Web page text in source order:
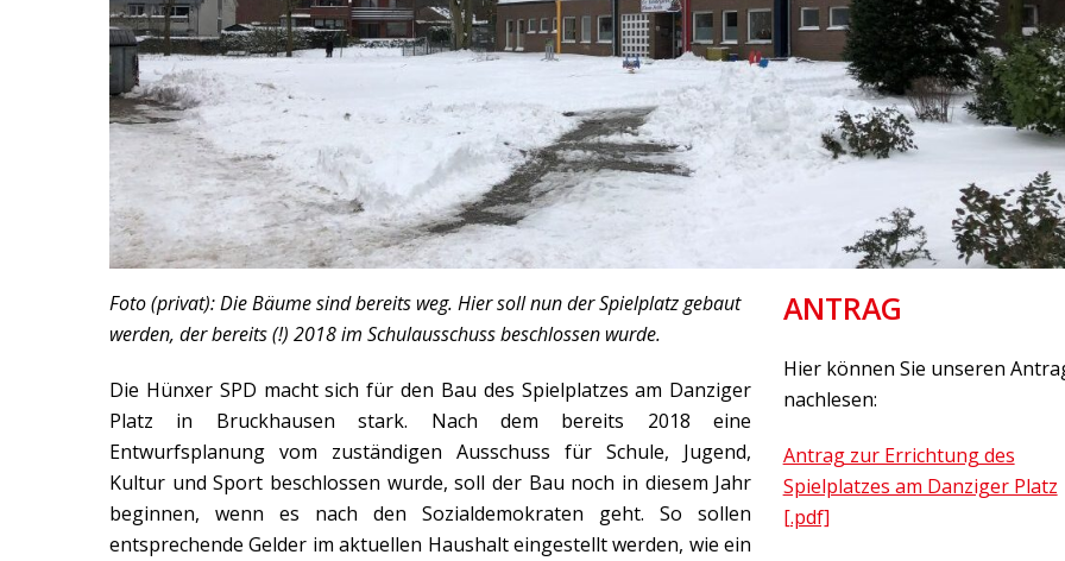
Foto (privat): Die Bäume sind bereits weg. Hier soll nun der Spielplatz gebaut
werden, der bereits (!) 2018 im Schulausschuss beschlossen wurde.
Die Hünxer SPD macht sich für den Bau des Spielplatzes am Danziger
Platz in Bruckhausen stark. Nach dem bereits 2018 eine
Entwurfsplanung vom zuständigen Ausschuss für Schule, Jugend,
Kultur und Sport beschlossen wurde, soll der Bau noch in diesem Jahr
beginnen, wenn es nach den Sozialdemokraten geht. So sollen
entsprechende Gelder im aktuellen Haushalt eingestellt werden, wie ein
ANTRAG
Hier können Sie unseren
nachlesen:
Antrag zur Errichtung des
Spielplatzes am Danziger Platz
[.pdf]